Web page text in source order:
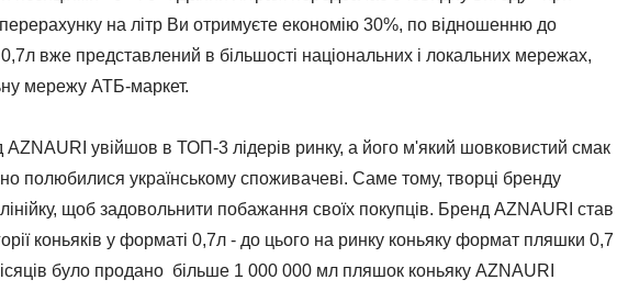
на літр Ви отримуєте економію 30%, по відношенню до
вже представлений в більшості національних і локальних мережах,
мережу АТБ-маркет.
AZNAURI увійшов в ТОП-3 лідерів ринку, а його м'який шовковистий смак
полюбилися українському споживачеві. Саме тому, творці бренду
щоб задовольнити побажання своїх покупців. Бренд AZNAURI став
коньяків у форматі 0,7л - до цього на ринку коньяку формат пляшки 0,7
було продано більше 1 000 000 мл пляшок коньяку AZNAURI